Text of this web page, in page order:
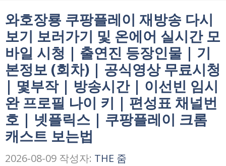
와호장룡 쿠팡플레이 재방송 다시
보기 보러가기 및 온에어 실시간 모
바일 시청 | 출연진 등장인물 | 기
본정보 (회차) | 공식영상 무료시청
| 몇부작 | 방송시간 | 이선빈 임시
완 프로필 나이 키 | 편성표 채널번
호 | 넷플릭스 | 쿠팡플레이 크롬
캐스트 보는법
2026-08-09 작성자: THE 줌